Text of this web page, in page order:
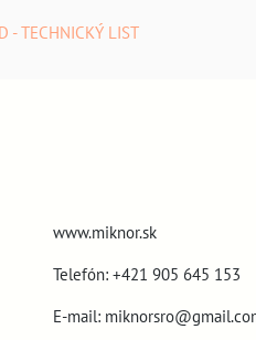
- TECHNICKÝ LIST
www.miknor.sk
Telefón: +421 905 645 153
E-mail: